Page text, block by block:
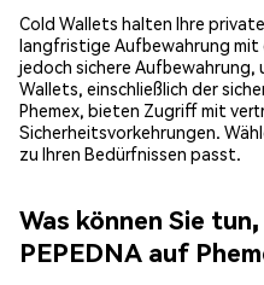
Cold Wallets halten Ihre
langfristige Aufbewahrung
jedoch sichere Aufbewahrung,
Wallets, einschließlich der
Phemex, bieten Zugriff mit
Sicherheitsvorkehrungen.
zu Ihren Bedürfnissen passt.
Was können Sie
PEPEDNA auf